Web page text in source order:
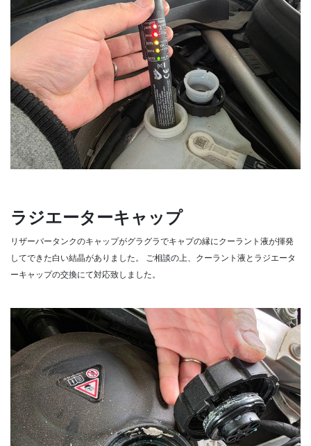
ラジエーターキャップ
リザーバータンクのキャップがグラグラでキャプの縁にクーラント液が揮発
してできた白い結晶がありました。
ご相談の上、クーラント液とラジエータ
ーキャップの交換にて対応致しました。